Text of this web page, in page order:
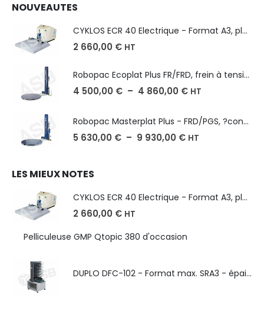
NOUVEAUTES
CYKLOS ECR 40 Electrique - Format A3, plusieurs unités coupe
2 660,00 € HT
Robopac Ecoplat Plus FR/FRD, frein à tension mécanique
4 500,00 € – 4 860,00 € HT
Robopac Masterplat Plus - FRD/PGS, ?conomie et performance
5 630,00 € – 9 930,00 € HT
LES MIEUX NOTES
CYKLOS ECR 40 Electrique - Format A3, plusieurs unités coupe
2 660,00 € HT
Pelliculeuse GMP Qtopic 380 d'occasion
DUPLO DFC-102 - Format max. SRA3 - épaisseur de 50 à 130g/m